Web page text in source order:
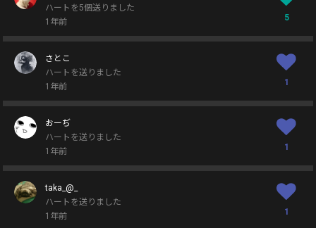
ハートを5個送りました
1年前
5
さとこ
ハートを送りました
1年前
1
おーぢ
ハートを送りました
1年前
1
taka_@_
ハートを送りました
1年前
1